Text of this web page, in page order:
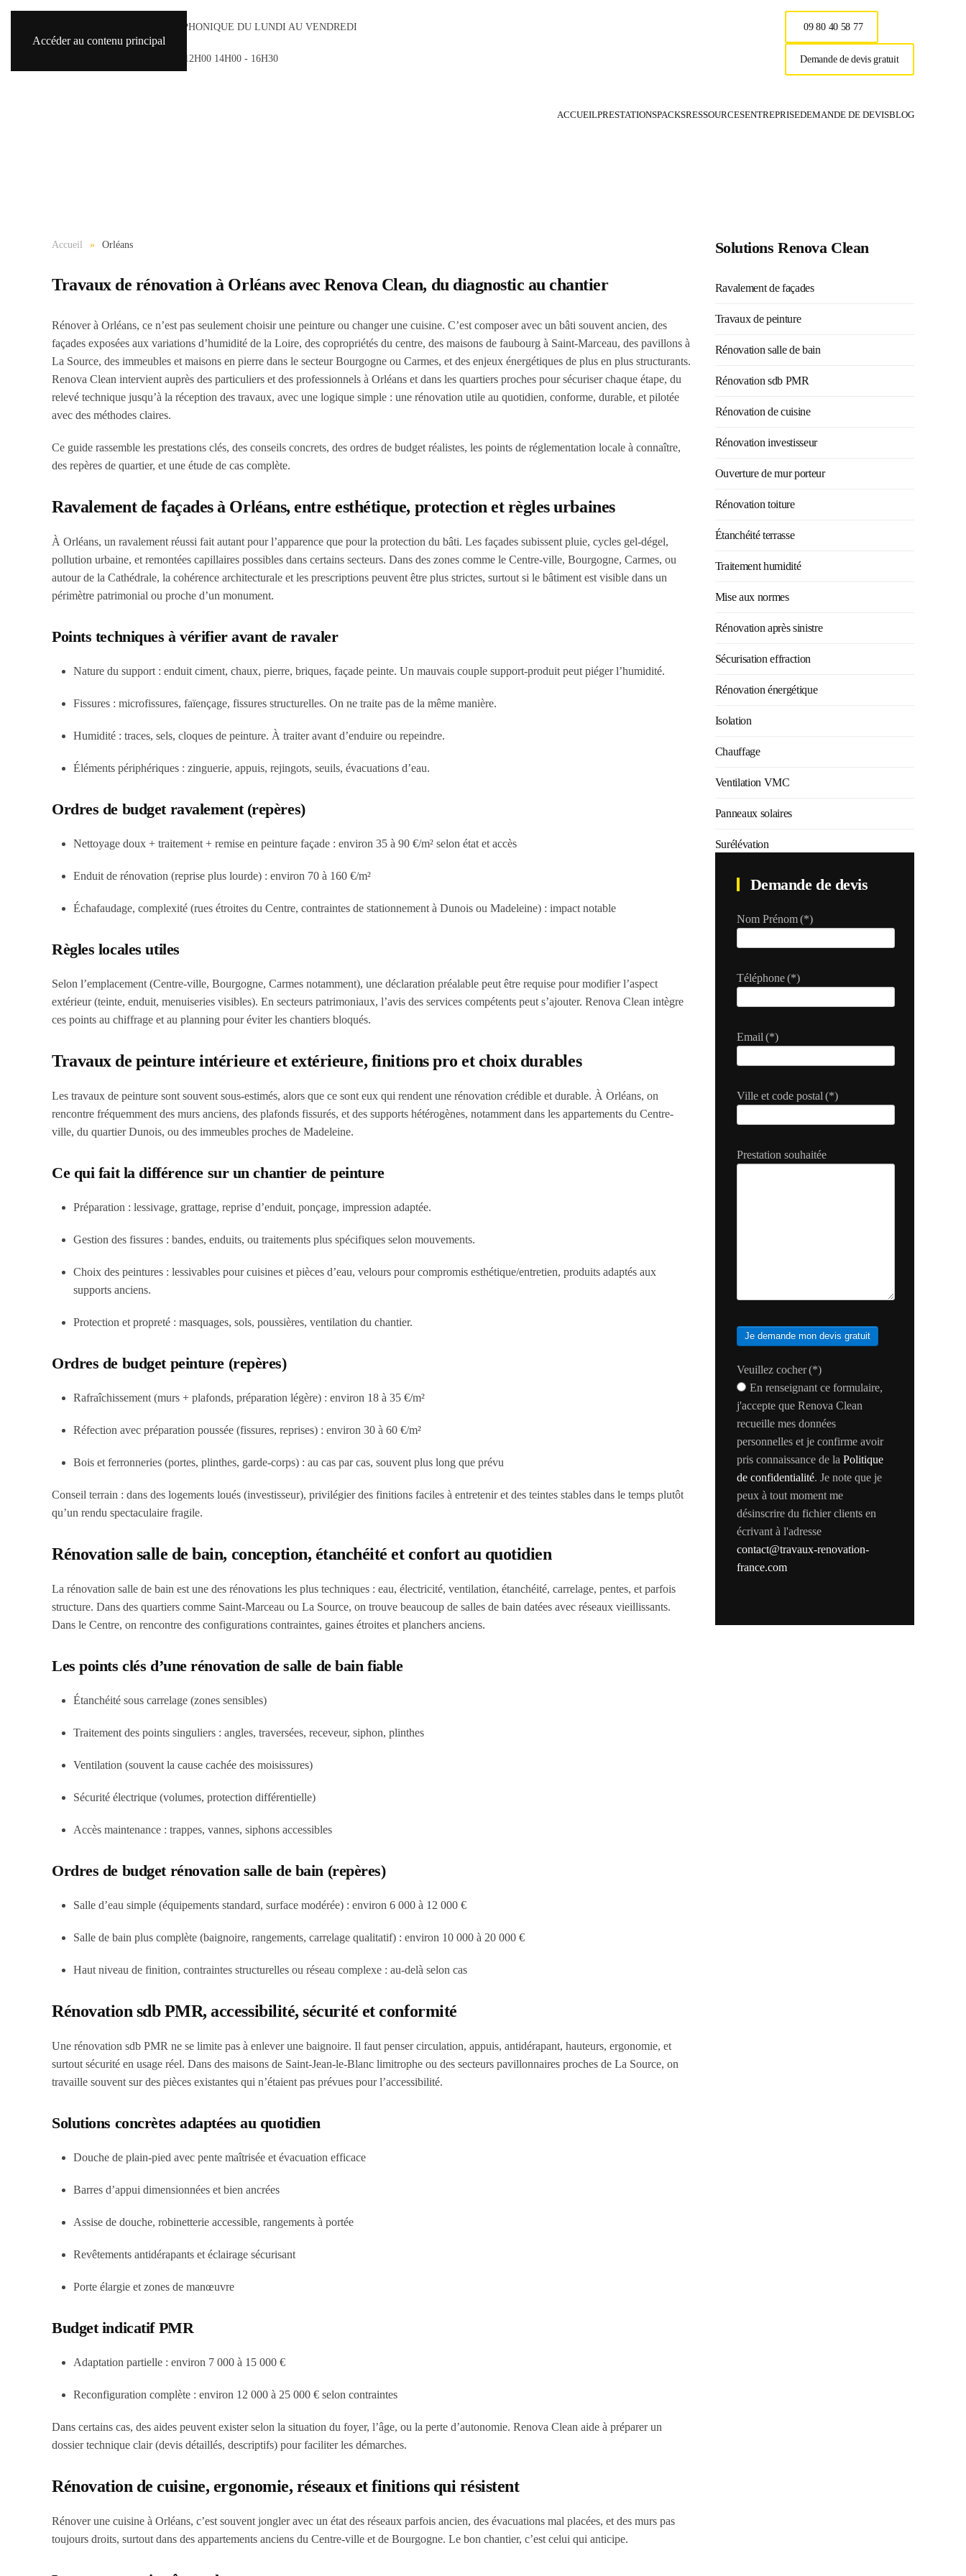
Accéder au contenu principal
ACCUEIL TÉLÉPHONIQUE DU LUNDI AU VENDREDI
8H30 - 18H30
SAMEDI 9H00 - 12H00 14H00 - 16H30
09 80 40 58 77
Demande de devis gratuit
ACCUEILPRESTATIONSPACKSRESSOURCESENTREPRISEDEMANDE DE DEVISBLOG
Accueil Orléans
Travaux de rénovation à Orléans avec Renova Clean, du diagnostic au chantier
Rénover à Orléans, ce n’est pas seulement choisir une peinture ou changer une cuisine. C’est composer avec un bâti souvent ancien, des
façades exposées aux variations d’humidité de la Loire, des copropriétés du centre, des maisons de faubourg à Saint-Marceau, des pavillons à
La Source, des immeubles et maisons en pierre dans le secteur Bourgogne ou Carmes, et des enjeux énergétiques de plus en plus structurants.
Renova Clean intervient auprès des particuliers et des professionnels à Orléans et dans les quartiers proches pour sécuriser chaque étape, du
relevé technique jusqu’à la réception des travaux, avec une logique simple : une rénovation utile au quotidien, conforme, durable, et pilotée
avec des méthodes claires.
Ce guide rassemble les prestations clés, des conseils concrets, des ordres de budget réalistes, les points de réglementation locale à connaître,
des repères de quartier, et une étude de cas complète.
Ravalement de façades à Orléans, entre esthétique, protection et règles urbaines
À Orléans, un ravalement réussi fait autant pour l’apparence que pour la protection du bâti. Les façades subissent pluie, cycles gel-dégel,
pollution urbaine, et remontées capillaires possibles dans certains secteurs. Dans des zones comme le Centre-ville, Bourgogne, Carmes, ou
autour de la Cathédrale, la cohérence architecturale et les prescriptions peuvent être plus strictes, surtout si le bâtiment est visible dans un
périmètre patrimonial ou proche d’un monument.
Points techniques à vérifier avant de ravaler
Nature du support : enduit ciment, chaux, pierre, briques, façade peinte. Un mauvais couple support-produit peut piéger l’humidité.
Fissures : microfissures, faïençage, fissures structurelles. On ne traite pas de la même manière.
Humidité : traces, sels, cloques de peinture. À traiter avant d’enduire ou repeindre.
Éléments périphériques : zinguerie, appuis, rejingots, seuils, évacuations d’eau.
Ordres de budget ravalement (repères)
Nettoyage doux + traitement + remise en peinture façade : environ 35 à 90 €/m² selon état et accès
Enduit de rénovation (reprise plus lourde) : environ 70 à 160 €/m²
Échafaudage, complexité (rues étroites du Centre, contraintes de stationnement à Dunois ou Madeleine) : impact notable
Règles locales utiles
Selon l’emplacement (Centre-ville, Bourgogne, Carmes notamment), une déclaration préalable peut être requise pour modifier l’aspect
extérieur (teinte, enduit, menuiseries visibles). En secteurs patrimoniaux, l’avis des services compétents peut s’ajouter. Renova Clean intègre
ces points au chiffrage et au planning pour éviter les chantiers bloqués.
Travaux de peinture intérieure et extérieure, finitions pro et choix durables
Les travaux de peinture sont souvent sous-estimés, alors que ce sont eux qui rendent une rénovation crédible et durable. À Orléans, on
rencontre fréquemment des murs anciens, des plafonds fissurés, et des supports hétérogènes, notamment dans les appartements du Centre-
ville, du quartier Dunois, ou des immeubles proches de Madeleine.
Ce qui fait la différence sur un chantier de peinture
Préparation : lessivage, grattage, reprise d’enduit, ponçage, impression adaptée.
Gestion des fissures : bandes, enduits, ou traitements plus spécifiques selon mouvements.
Choix des peintures : lessivables pour cuisines et pièces d’eau, velours pour compromis esthétique/entretien, produits adaptés aux
supports anciens.
Protection et propreté : masquages, sols, poussières, ventilation du chantier.
Ordres de budget peinture (repères)
Rafraîchissement (murs + plafonds, préparation légère) : environ 18 à 35 €/m²
Réfection avec préparation poussée (fissures, reprises) : environ 30 à 60 €/m²
Bois et ferronneries (portes, plinthes, garde-corps) : au cas par cas, souvent plus long que prévu
Conseil terrain : dans des logements loués (investisseur), privilégier des finitions faciles à entreteniret des teintes stables dans le temps plutôt
qu’un rendu spectaculaire fragile.
Rénovation salle de bain, conception, étanchéité et confort au quotidien
La rénovation salle de bain est une des rénovations les plus techniques : eau, électricité, ventilation, étanchéité, carrelage, pentes, et parfois
structure. Dans des quartiers comme Saint-Marceau ou La Source, on trouve beaucoup de salles de bain datées avec réseaux vieillissants.
Dans le Centre, on rencontre des configurations contraintes, gaines étroites et planchers anciens.
Les points clés d’une rénovation de salle de bain fiable
Étanchéité sous carrelage (zones sensibles)
Traitement des points singuliers : angles, traversées, receveur, siphon, plinthes
Ventilation (souvent la cause cachée des moisissures)
Sécurité électrique (volumes, protection différentielle)
Accès maintenance : trappes, vannes, siphons accessibles
Ordres de budget rénovation salle de bain (repères)
Salle d’eau simple (équipements standard, surface modérée) : environ 6 000 à 12 000 €
Salle de bain plus complète (baignoire, rangements, carrelage qualitatif) : environ 10 000 à 20 000 €
Haut niveau de finition, contraintes structurelles ou réseau complexe : au-delà selon cas
Rénovation sdb PMR, accessibilité, sécurité et conformité
Une rénovation sdb PMR ne se limite pas à enlever une baignoire. Il faut pensercirculation, appuis, antidérapant, hauteurs, ergonomie, et
surtout sécurité en usage réel. Dans des maisons de Saint-Jean-le-Blanc limitrophe ou des secteurs pavillonnaires proches de La Source, on
travaille souvent sur des pièces existantes qui n’étaient pas prévues pour l’accessibilité.
Solutions concrètes adaptées au quotidien
Douche de plain-pied avec pente maîtrisée et évacuation efficace
Barres d’appui dimensionnées et bien ancrées
Assise de douche, robinetterie accessible, rangements à portée
Revêtements antidérapants et éclairage sécurisant
Porte élargie et zones de manœuvre
Budget indicatif PMR
Adaptation partielle : environ 7 000 à 15 000 €
Reconfiguration complète : environ 12 000 à 25 000 € selon contraintes
Dans certains cas, des aides peuvent exister selon la situation du foyer, l’âge, ou la perte d’autonomie. Renova Clean aide à préparer un
dossier technique clair (devis détaillés, descriptifs) pour faciliter les démarches.
Rénovation de cuisine, ergonomie, réseaux et finitions qui résistent
Rénover une cuisine à Orléans, c’est souvent jongler avec un état des réseaux parfois ancien, des évacuations mal placées, et des murs pas
toujours droits, surtout dans des appartements anciens du Centre-ville et de Bourgogne. Le bon chantier, c’est celui qui anticipe.
Solutions Renova Clean
Ravalement de façades
Travaux de peinture
Rénovation salle de bain
Rénovation sdb PMR
Rénovation de cuisine
Rénovation investisseur
Ouverture de mur porteur
Rénovation toiture
Étanchéité terrasse
Traitement humidité
Mise aux normes
Rénovation après sinistre
Sécurisation effraction
Rénovation énergétique
Isolation
Chauffage
Ventilation VMC
Panneaux solaires
Surélévation
Demande de devis
Nom Prénom (*)
Téléphone (*)
Email (*)
Ville et code postal (*)
Prestation souhaitée
Je demande mon devis gratuit
Veuillez cocher (*)
En renseignant ce formulaire,
j'accepte que Renova Clean
recueille mes données
personnelles et je confirme avoir
pris connaissance de la Politique
de confidentialité. Je note que je
peux à tout moment me
désinscrire du fichier clients en
écrivant à l'adresse
contact@travaux-renovation-
france.com